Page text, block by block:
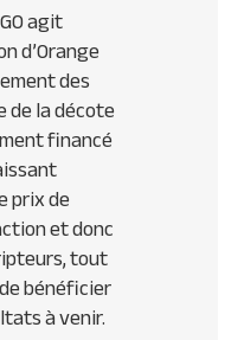
agit
d’Orange
des
la décote
financé
prix de
et donc
tout
bénéficier
à venir.